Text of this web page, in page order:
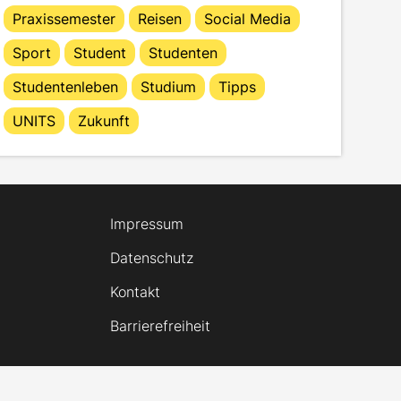
Praxissemester
Reisen
Social Media
Sport
Student
Studenten
Studentenleben
Studium
Tipps
UNITS
Zukunft
Impressum
Datenschutz
Kontakt
Barrierefreiheit